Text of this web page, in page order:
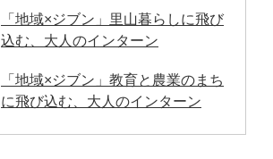
「地域×ジブン」里山暮らしに飛び
込む、大人のインターン
「地域×ジブン」教育と農業のまち
に飛び込む、大人のインターン